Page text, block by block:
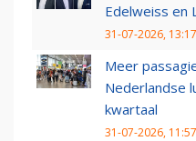
Edelweiss en
31-07-2026, 13:17
Meer
Nederlandse
kwartaal
31-07-2026, 11:57